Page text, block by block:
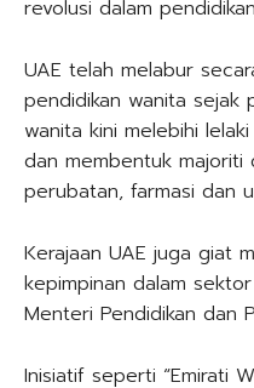
revolusi dalam
UAE telah melabur
pendidikan wanita sejak
wanita kini melebihi
dan membentuk
perubatan, farmasi dan
Kerajaan UAE juga giat
kepimpinan dalam
Menteri Pendidikan dan
Inisiatif seperti “Emirati